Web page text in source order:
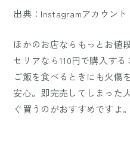
出典：Instagramアカウント
ほかのお店ならもっとお値
セリアなら110円で購入す
ご飯を食べるときにも火傷
安心。即完売してしまった
ぐ買うのがおすすめですよ。